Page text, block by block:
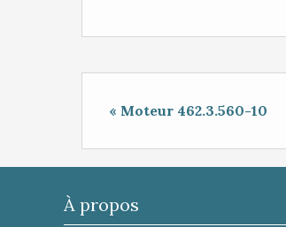
« Moteur 462.3.560-10
À propos